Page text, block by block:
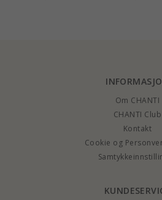
Om CHANTI
CHANTI Club
Kontakt
Cookie og